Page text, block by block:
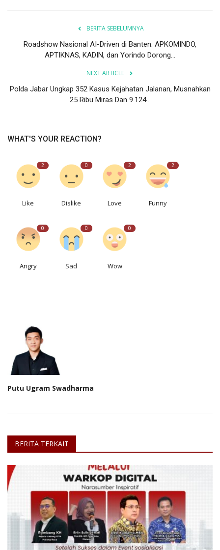
BERITA SEBELUMNYA
Roadshow Nasional AI-Driven di Banten: APKOMINDO,
APTIKNAS, KADIN, dan Yorindo Dorong...
NEXT ARTICLE
Polda Jabar Ungkap 352 Kasus Kejahatan Jalanan, Musnahkan
25 Ribu Miras Dan 9.124...
WHAT'S YOUR REACTION?
2
Like
0
Dislike
2
Love
2
Funny
0
Angry
0
Sad
0
Wow
Putu Ugram Swadharma
BERITA TERKAIT